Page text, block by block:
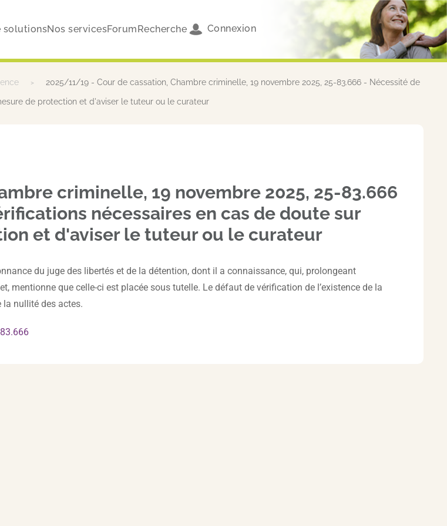
solutionsNos servicesForumRecherche Connexion
2025/11/19 - Cour de cassation, Chambre criminelle, 19 novembre 2025, 25-83.666 - Nécessité de
de protection et d'aviser le tuteur ou le curateur
criminelle, 19 novembre 2025, 25-83.666
nécessaires en cas de doute sur
et d'aviser le tuteur ou le curateur
du juge des libertés et de la détention, dont il a connaissance, qui, prolongeant
que celle-ci est placée sous tutelle. Le défaut de vérification de l’existence de la
la nullité des actes.